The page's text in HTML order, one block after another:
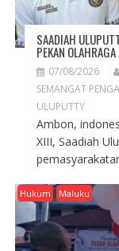
SAADIAH
PEKAN
07/08/2026
SEMANGAT
ULUPUTTY
Ambon,
XIII, Saadiah
Hukum Maluku